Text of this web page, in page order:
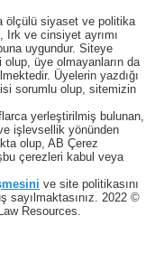
ölçülü siyaset ve politika
Irk ve cinsiyet ayrımı
uygundur. Siteye
üye olmayanların da
Üyelerin yazdığı
sorumlu olup, sitemizin
yerleştirilmiş bulunan,
işlevsellik yönünden
olup, AB Çerez
çerezleri kabul veya
ve site politikasını
sayılmaktasınız. 2022 ©
Resources.